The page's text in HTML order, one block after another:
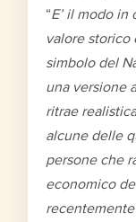
“E’ il modo
valore storico
simbolo del
una versione
ritrae
alcune delle
persone che
economico